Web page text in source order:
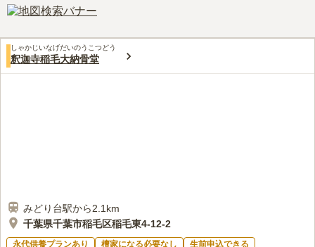
しゃかじいなげだいのうこつどう
釈迦寺稲毛大納骨堂
みどり台駅から2.1km
千葉県千葉市稲毛区稲毛東4-12-2
永代供養プランあり 檀家になる必要なし 生前申込できる